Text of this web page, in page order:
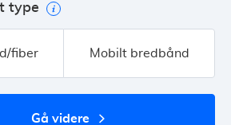
type
fiber Mobilt bredbånd
gå videre